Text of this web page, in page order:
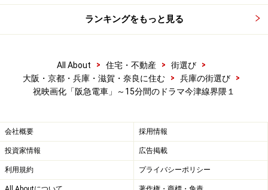
ランキングをもっと見る
All About > 住宅・不動産 > 街選び
>
大阪・京都・兵庫・滋賀・奈良に住む
> 兵庫の街選び
>
祝映画化「阪急電車」～15分間のドラマ今津線界隈１
会社概要 採用情報
投資家情報 広告掲載
利用規約 プライバシーポリシー